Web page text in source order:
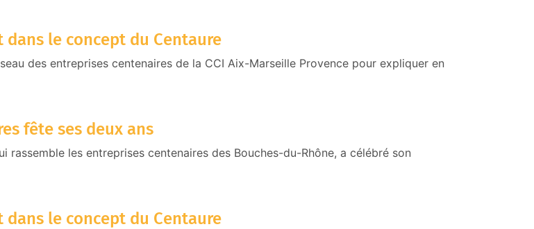
le concept du Centaure
des entreprises centenaires de la CCI Aix-Marseille Provence pour expliquer en
fête ses deux ans
rassemble les entreprises centenaires des Bouches-du-Rhône, a célébré son
le concept du Centaure